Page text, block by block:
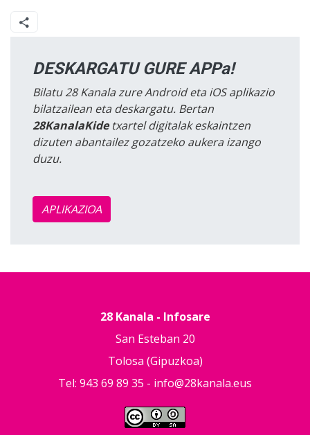
DESKARGATU GURE APPa!
Bilatu 28 Kanala zure Android eta iOS aplikazio
bilatzailean eta deskargatu. Bertan
28KanalaKidetxartel digitalak eskaintzen
dizuten abantailez gozatzeko aukera izango
duzu.
APLIKAZIOA
28 Kanala - Infosare
San Esteban 20
Tolosa (Gipuzkoa)
Tel: 943 69 89 35 - info@28kanala.eus